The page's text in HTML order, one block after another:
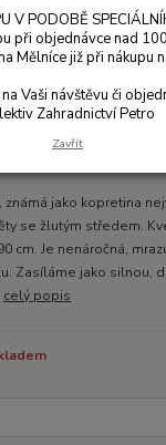
jako kopretina
se žlutým středem.
cm. Je nenáročná,
Zasíláme jako silnou,
celý popis
V PODOBĚ
při objednávce nad
Mělníce již při nákupu
Vaši návštěvu či
Zahradnictví Petro
Zavřít